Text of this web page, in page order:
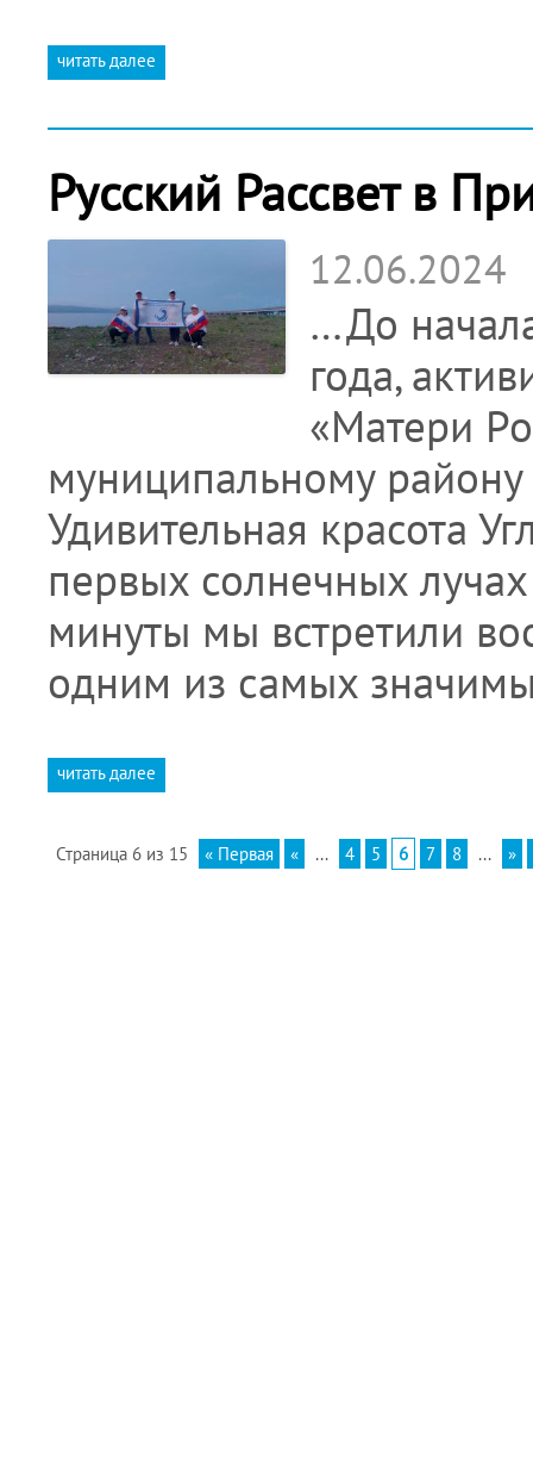
читать далее
Русский Рассвет в
12.06.2024
…До
года,
«Матери
муниципальному району
Удивительная красота
первых солнечных
минуты мы встретили
одним из самых
читать далее
Страница 6 из 15 « Первая « ... 4 5 6 7 8 ... »